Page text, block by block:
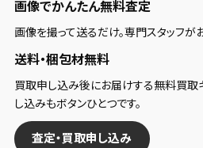
画像でかんたん無料査定
画像を撮って送るだけ。専門スタッフが
送料・梱包材無料
買取申し込み後にお届けする無料買取
し込みもボタンひとつです。
査定・買取申し込み